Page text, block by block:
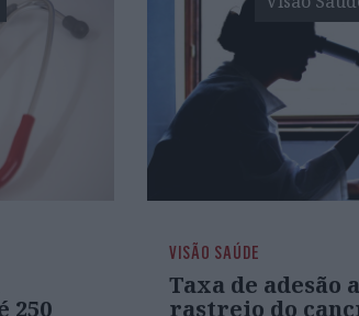
250
VISÃO SAÚDE
Taxa de adesão
rastreio do